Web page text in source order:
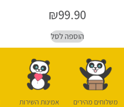
₪99.90
הוספה לסל
משלוחים מהירים אמינות השירות